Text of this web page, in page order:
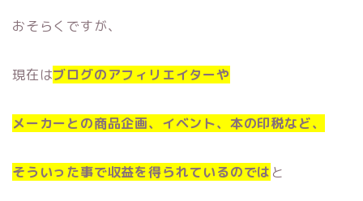
おそらくですが、
現在はブログのアフィリエイターや
メーカーとの商品企画、イベント、本の印税など、
そういった事で収益を得られているのでは と